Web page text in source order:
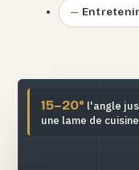
15–20° l'angle
une lame de cuisine